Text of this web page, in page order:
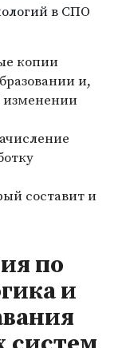
в СПО
копии
и,
изменении
составит и
по
и